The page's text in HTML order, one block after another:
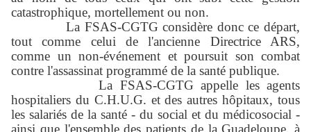
catastrophique, mortellement ou non.
La FSAS-CGTG considère donc ce départ,
tout comme celui de l'ancienne Directrice ARS,
comme un non-événement et poursuit son combat
contre l'assassinat programmé de la santé publique.
La FSAS-CGTG appelle les agents
hospitaliers du C.H.U.G. et des autres hôpitaux, tous
les salariés de la santé - du social et du médicosocial -
ainsi que l'ensemble des patients de la Guadeloupe, à